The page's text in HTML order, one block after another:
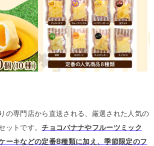
の専門店から直送される、厳選された人気の
ットです。チョコバナナやフルーツミック
ーキなどの定番8種類に加え、季節限定のフ